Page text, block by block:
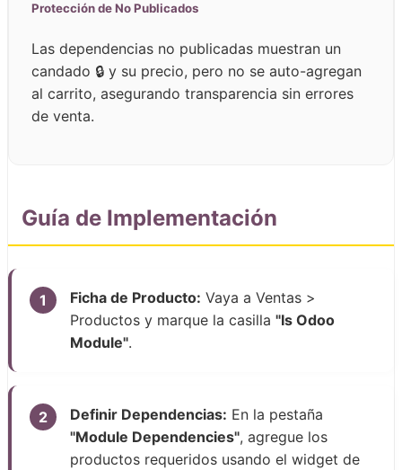
Protección de No Publicados
Las dependencias no publicadas muestran un
candado 🔒 y su precio, pero no se auto-agregan
al carrito, asegurando transparencia sin errores
de venta.
Guía de Implementación
1 Ficha de Producto: Vaya a Ventas >
Productos y marque la casilla "Is Odoo
Module".
2 Definir Dependencias: En la pestaña
"Module Dependencies", agregue los
productos requeridos usando el widget de